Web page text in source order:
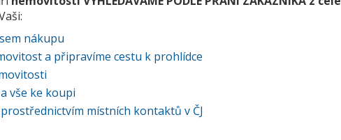
nákupu
a připravíme cestu k prohlídce
vše ke koupi
místních kontaktů v ČJ